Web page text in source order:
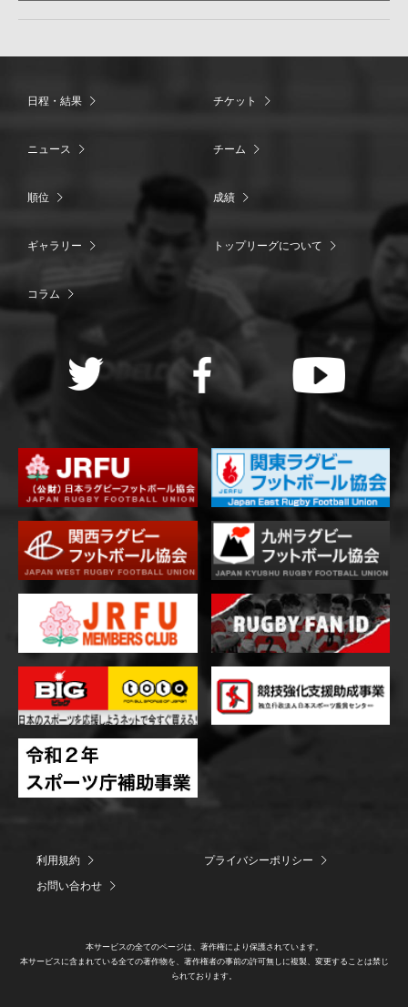
日程・結果 チケット
ニュース チーム
順位 成績
ギャラリー トップリーグについて
コラム
利用規約
プライバシーポリシー
お問い合わせ
本サービスの全てのページは、著作権により保護されています。
本サービスに含まれている全ての著作物を、著作権者の事前の許可無しに複製、変更することは禁じ
られております。